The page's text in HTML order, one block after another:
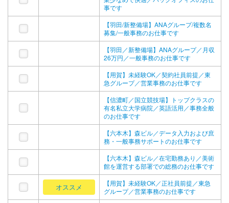
事です
【羽田/新整備場】ANAグループ/複数名
募集/一般事務のお仕事です
【羽田／新整備場】ANAグループ／月収
26万円／一般事務のお仕事です
【用賀】未経験OK／契約社員前提／東
急グループ／営業事務のお仕事です
【信濃町／国立競技場】トップクラスの
有名私立大学病院／英語活用／事務全般
のお仕事です
【六本木】森ビル／データ入力および庶
務・一般事務サポートのお仕事です
【六本木】森ビル／在宅勤務あり／美術
館を運営する部署での総務のお仕事です
オススメ
【用賀】未経験OK／正社員前提／東急
グループ／営業事務のお仕事です